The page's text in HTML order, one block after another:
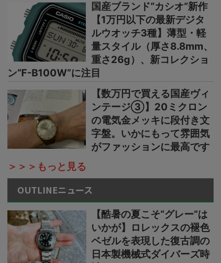
国産ブランド“カシオ”新作
【1万円以下の最新デジタ
ルウオッチ3種】薄型・軽
量スタイル（厚さ8.8mm、
重さ26g）、新コレクショ
ン“F-B100W”に注目
【数万円で買える国産ヴィ
ンテージ③】20ミクロン
の電気金メッキに段付き文
字盤。いかにもって雰囲気
がファッションに最高です
＞＞＞もっと見る
OUTLINEニュース
【酷暑の夏こそ“グレー”は
いかが】ロレックスの褪色
ベゼルを表現した復古調の
日本製機械式ダイバーズ時